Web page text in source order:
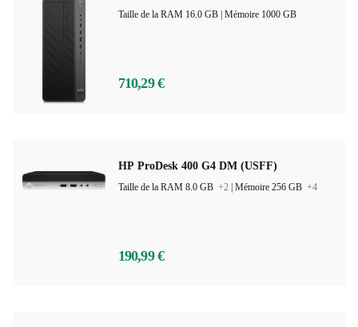
Mémoire 1000 GB
710,29 €
HP ProDesk 400 G4 DM (USFF)
Taille de la RAM 8.0 GB +2 Mémoire 256 GB +4
190,99 €